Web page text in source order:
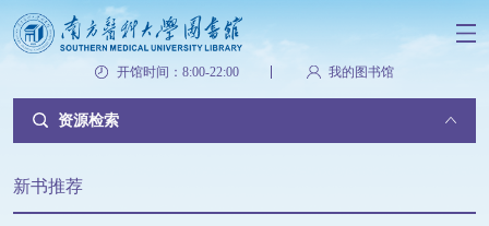
开馆时间：8:00-22:00 我的图书馆
资源检索
新书推荐